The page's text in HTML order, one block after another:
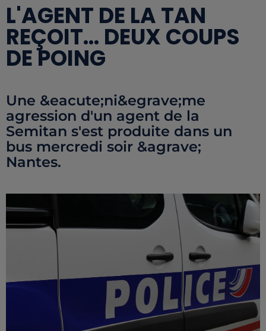
L'AGENT DE LA TAN
REÇOIT... DEUX COUPS
DE POING
Une &eacute;ni&egrave;me
agression d'un agent de la
Semitan s'est produite dans un
bus mercredi soir &agrave;
Nantes.